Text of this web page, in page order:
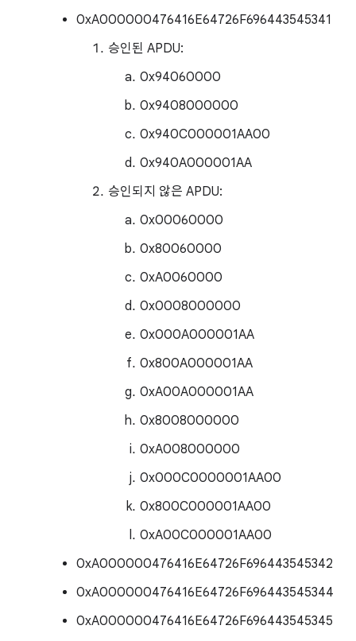
0xA000000476416E64726F696443545341
승인된 APDU:
0x94060000
0x9408000000
0x940C000001AA00
0x940A000001AA
승인되지 않은 APDU:
0x00060000
0x80060000
0xA0060000
0x0008000000
0x000A000001AA
0x800A000001AA
0xA00A000001AA
0x8008000000
0xA008000000
0x000C0000001AA00
0x800C000001AA00
0xA00C000001AA00
0xA000000476416E64726F696443545342
0xA000000476416E64726F696443545344
0xA000000476416E64726F696443545345